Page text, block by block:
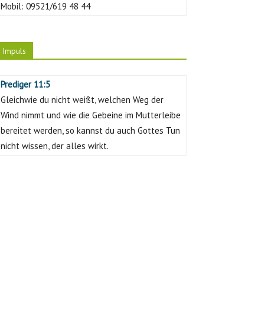
Mobil: 09521/619 48 44
Impuls
Prediger 11:5
Gleichwie du nicht weißt, welchen Weg der
Wind nimmt und wie die Gebeine im Mutterleibe
bereitet werden, so kannst du auch Gottes Tun
nicht wissen, der alles wirkt.